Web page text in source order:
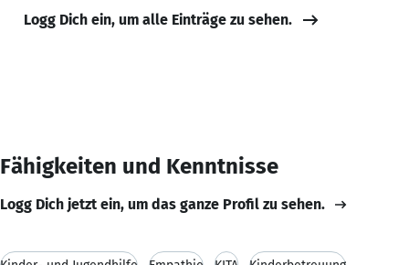
Logg Dich ein, um alle Einträge zu sehen.
Fähigkeiten und Kenntnisse
Logg Dich jetzt ein, um das ganze Profil zu sehen.